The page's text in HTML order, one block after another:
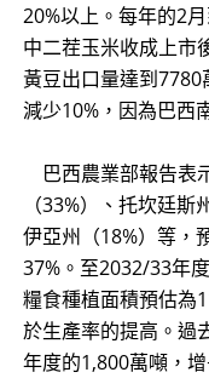
20%以上。每年的2
中二茬玉米收成上市
黃豆出口量達到
減少10%，因為巴西
巴西農業部報告表
（33%）、托坎廷
伊亞州（18%）等，
37%。至2032/33年
糧食種植面積預估為
於生產率的提高。過
年度的1,800萬噸，